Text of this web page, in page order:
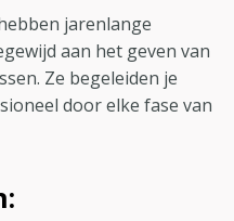
jarenlange
aan het geven van
Ze begeleiden je
door elke fase van